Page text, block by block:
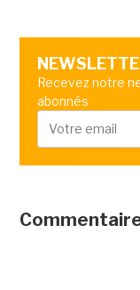
Recevez notre
abonnés